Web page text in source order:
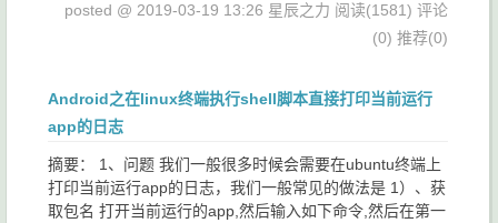
posted @ 2019-03-19 13:26 星辰之力 阅读(1581) 评论
(0) 推荐(0)
Android之在linux终端执行shell脚本直接打印当前运行
app的日志
摘要： 1、问题 我们一般很多时候会需要在ubuntu终端上
打印当前运行app的日志，我们一般常见的做法是 1）、获
取包名 打开当前运行的app,然后输入如下命令,然后在第一